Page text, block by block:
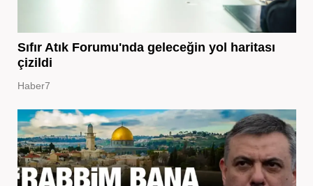
Sıfır Atık Forumu'nda geleceğin yol haritası
çizildi
Haber7